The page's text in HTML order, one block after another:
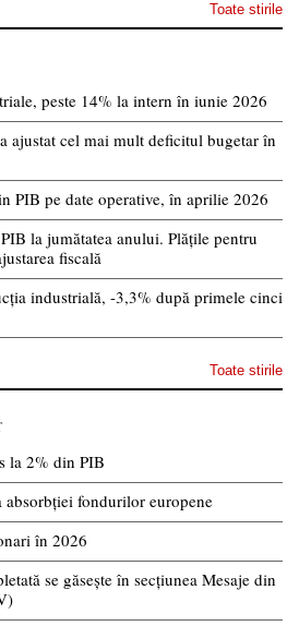
Toate stirile
peste 14% la intern în iunie 2026
ajustat cel mai mult deficitul bugetar în
PIB pe date operative, în aprilie 2026
la jumătatea anului. Plățile pentru
fiscală
industrială, -3,3% după primele cinci
Toate stirile
la 2% din PIB
absorbției fondurilor europene
în 2026
se găsește în secțiunea Mesaje din